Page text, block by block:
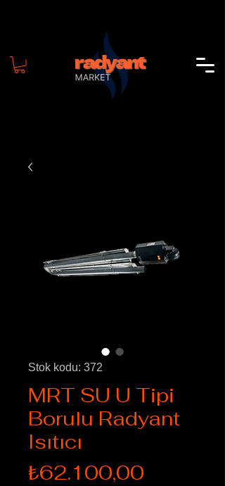
Stok kodu: 372
MRT SU U Tipi
Borulu Radyant
Isıtıcı
₺62.100,00